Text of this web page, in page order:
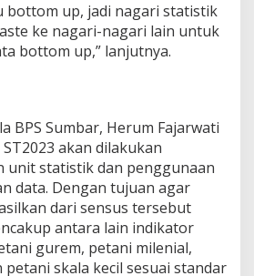
bottom up, jadi nagari statistik
ke nagari-nagari lain untuk
bottom up,” lanjutnya.
BPS Sumbar, Herum Fajarwati
akan dilakukan
unit statistik dan penggunaan
data. Dengan tujuan agar
dari sensus tersebut
antara lain indikator
gurem, petani milenial,
skala kecil sesuai standar